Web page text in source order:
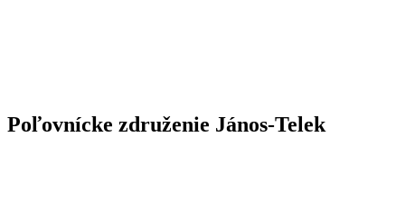
Poľovnícke združenie János-Telek